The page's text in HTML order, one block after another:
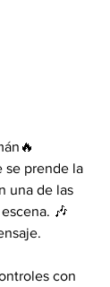
se prende la
una de las
🎶
con